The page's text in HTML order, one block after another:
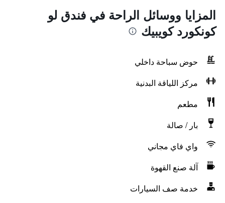
المزايا ووسائل الراحة في فندق لو
كونكورد كويبيك
حوض سباحة داخلي
مركز اللياقة البدنية
مطعم
بار / صالة
واي فاي مجاني
آلة صنع القهوة
خدمة صف السيارات